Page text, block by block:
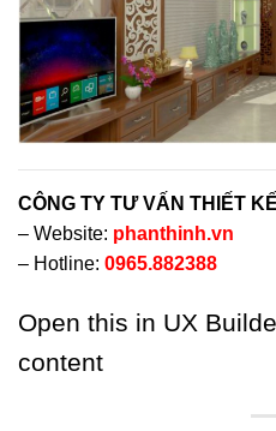
CÔNG TY TƯ VẤN THIẾT
– Website: phanthinh.vn
– Hotline: 0965.882388
Open this in UX
content